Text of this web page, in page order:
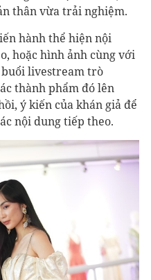
thân vừa trải nghiệm.
hành thể hiện nội
hoặc hình ảnh cùng với
buổi livestream trò
thành phẩm đó lên
ý kiến của khán giả để
nội dung tiếp theo.